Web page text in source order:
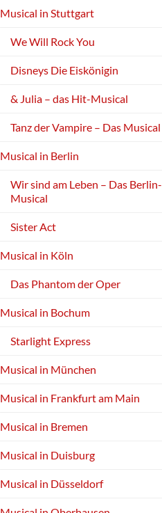
Musical in Stuttgart
We Will Rock You
Disneys Die Eiskönigin
& Julia – das Hit-Musical
Tanz der Vampire – Das Musical
Musical in Berlin
Wir sind am Leben – Das Berlin-
Musical
Sister Act
Musical in Köln
Das Phantom der Oper
Musical in Bochum
Starlight Express
Musical in München
Musical in Frankfurt am Main
Musical in Bremen
Musical in Duisburg
Musical in Düsseldorf